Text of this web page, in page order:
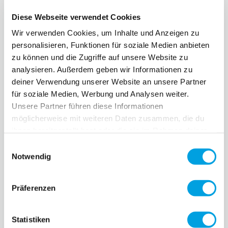
Diese Webseite verwendet Cookies
Wir verwenden Cookies, um Inhalte und Anzeigen zu
personalisieren, Funktionen für soziale Medien anbieten
zu können und die Zugriffe auf unsere Website zu
analysieren. Außerdem geben wir Informationen zu
deiner Verwendung unserer Website an unsere Partner
für soziale Medien, Werbung und Analysen weiter.
Unsere Partner führen diese Informationen
möglicherweise mit weiteren Daten zusammen, die du
Notwendig
Präferenzen
Statistiken
Arretierbolzen und
Feder für Druckknopf
am Lenker
4.90 CHF
0 évaluation pour le
moment
Lenkanschlagsscheiben
Links & Rechts
4.00 CHF
0 évaluation pour le
moment